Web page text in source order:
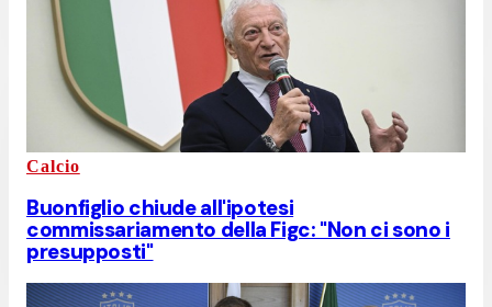
Calcio
Buonfiglio chiude all'ipotesi
commissariamento della Figc: "Non ci sono i
presupposti"